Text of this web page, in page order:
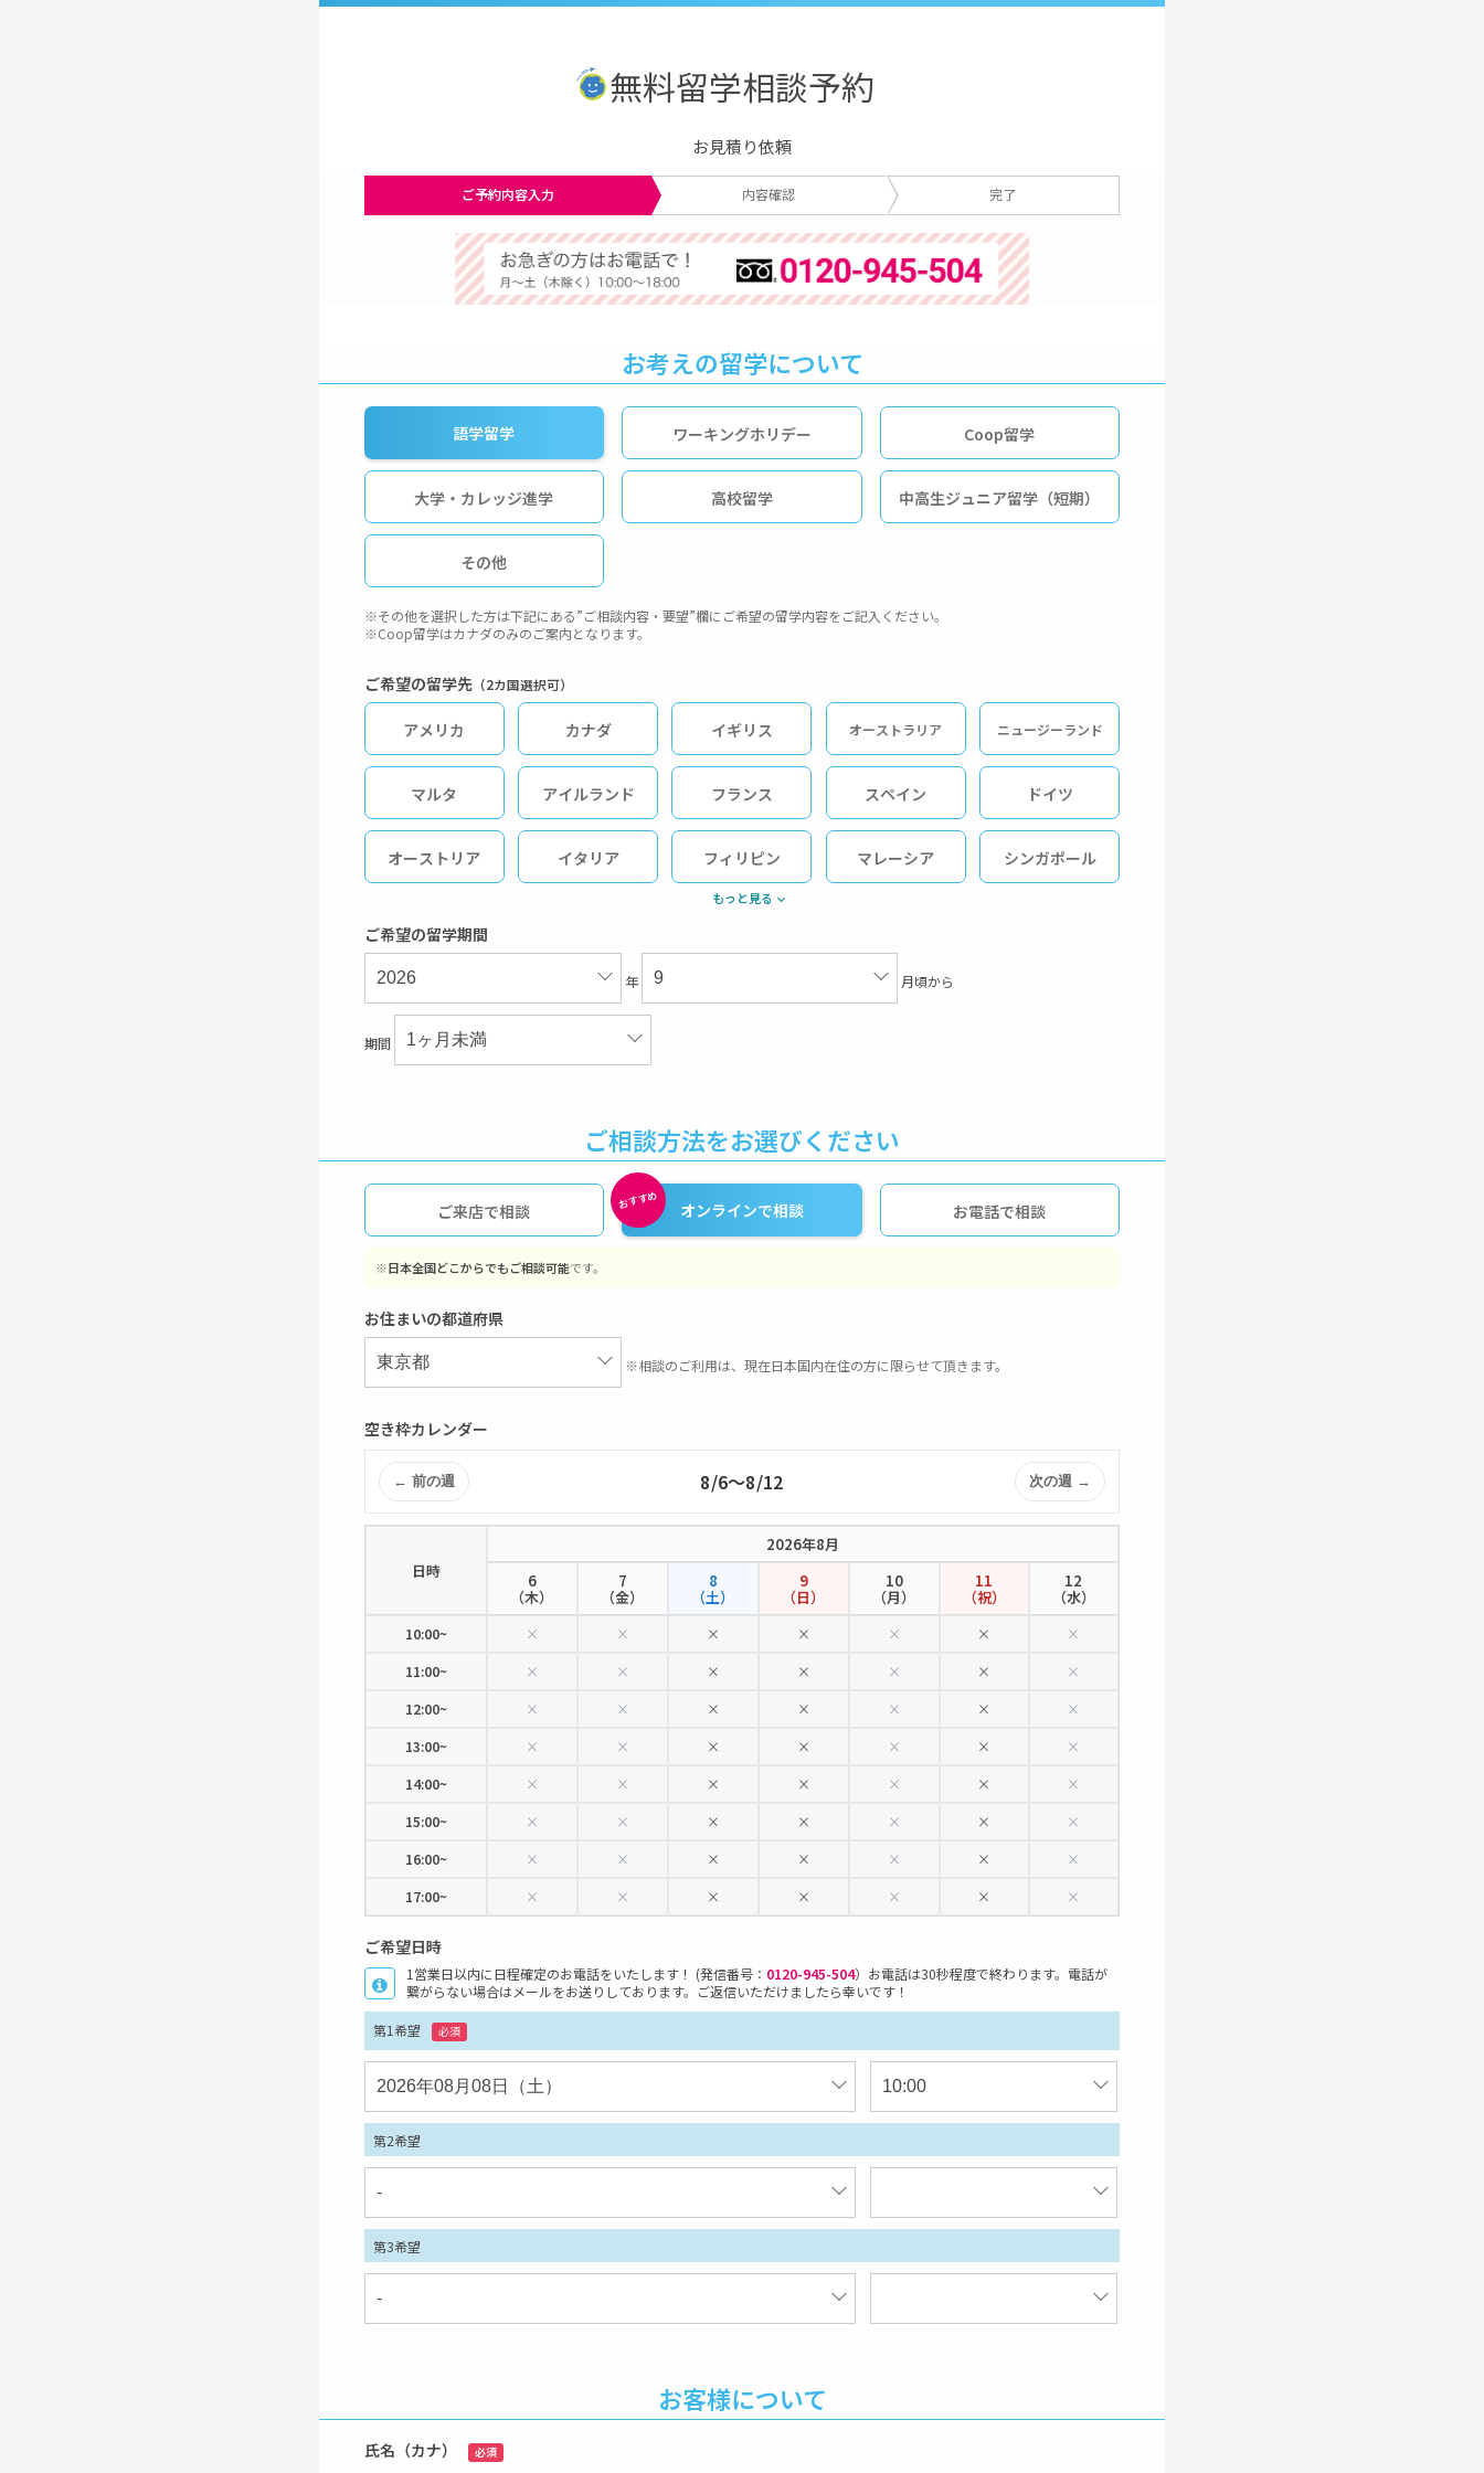
無料留学相談予約
お見積り依頼
ご予約内容入力 内容確認 完了
お考えの留学について
語学留学 ワーキングホリデー Coop留学
大学・カレッジ進学 高校留学 中高生ジュニア留学（短期）
その他
※その他を選択した方は下記にある”ご相談内容・要望”欄にご希望の留学内容をご記入ください。
※Coop留学はカナダのみのご案内となります。
ご希望の留学先（2カ国選択可）
アメリカ カナダ イギリス オーストラリア ニュージーランド
マルタ アイルランド フランス スペイン ドイツ
オーストリア イタリア フィリピン マレーシア シンガポール
英語圏
もっと見る
ご希望の留学期間
年 月頃から
期間
ご相談方法をお選びください
ご来店で相談 オンラインで相談 お電話で相談
※日本全国どこからでもご相談可能です。
お住まいの都道府県
※相談のご利用は、現在日本国内在住の方に限らせて頂きます。
空き枠カレンダー
← 前の週 8/6〜8/12 次の週 →
日時
2026年8月
6
（木）
7
（金）
8
（土）
9
（日）
10
（月）
11
（祝）
12
（水）
10:00~ × × × × × ×
×
11:00~
× × × × × ×
×
12:00~
× × × × × ×
×
13:00~
× × × × × ×
×
14:00~
× × × × × ×
×
15:00~
× × × × × ×
×
16:00~
× × × × × ×
×
17:00~
× × × × × × ×
ご希望日時
1営業日以内に日程確定のお電話をいたします！ (発信番号： 0120-945-504）お電話は30秒程度で終わります。電話が
繋がらない場合はメールをお送りしております。ご返信いただけましたら幸いです！
第1希望 必須
第2希望
第3希望
お客様について
氏名（カナ） 必須